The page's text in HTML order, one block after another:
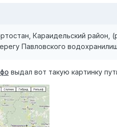
Караидельский
Павловского
выдал вот такую картинку